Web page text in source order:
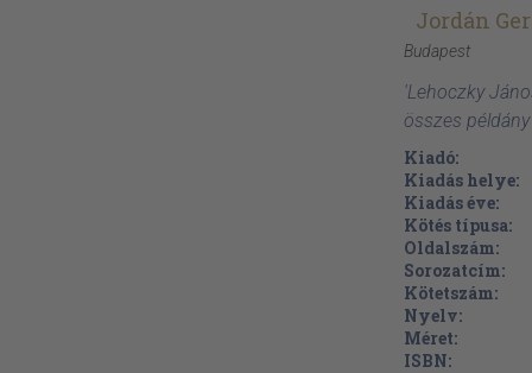
Jordán
Budapest
'Lehoczky
összes példány
Kiadó:
Kiadás helye:
Kiadás éve:
Kötés típusa:
Oldalszám:
Sorozatcím:
Kötetszám:
Nyelv:
Méret:
ISBN: